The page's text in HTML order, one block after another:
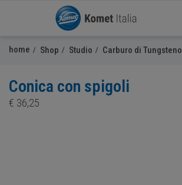
home Shop Studio Carburo di Tungsteno
Conica con spigoli
€ 36,25